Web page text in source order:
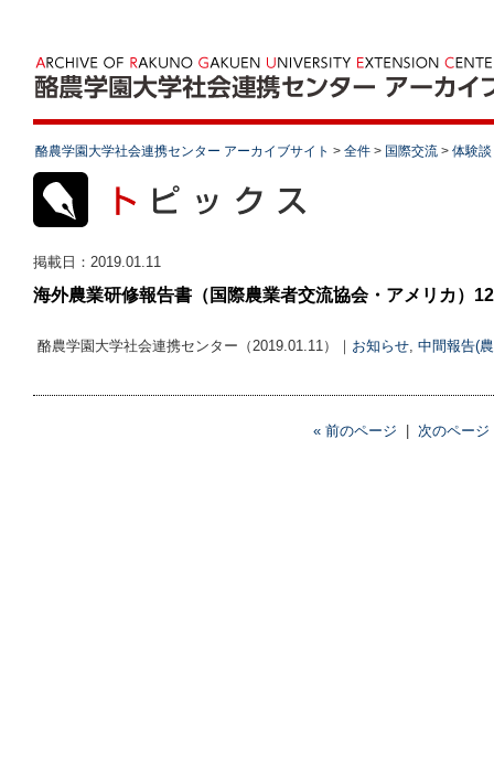
酪農学園大学社会連携センター アーカイブサイト >全件 > 国際交流 >体験談
掲載日： 2019.01.11
海外農業研修報告書（国際農業者交流協会・アメリカ）
酪農学園大学社会連携センター（2019.01.11）｜ お知らせ, 中間報告(
« 前のページ |次のページ